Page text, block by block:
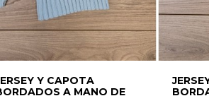
Y CAPOTA
A MANO DE